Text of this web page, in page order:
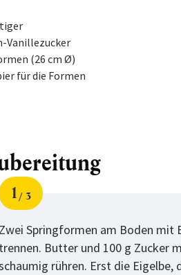
Vanillezucker
(26 cm Ø)
für die Formen
Schritt
1
von
3
Zwei Springformen am Boden mit
trennen. Butter und 100 g Zucker
rühren. Erst die Eigelbe,